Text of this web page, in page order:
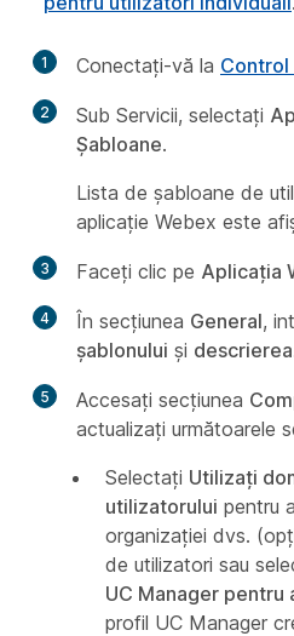
1 Conectați-vă la Control
2 Sub Servicii, selectați
Șabloane.
Lista de șabloane de
aplicație Webex este
3 Faceți clic pe Aplicația
4 În secțiunea General,
șablonului și descrierea
5 Accesați secțiunea
actualizați următoarele
Selectați Utilizați
utilizatorului pentru
organizației dvs.
de utilizatori sau
UC Manager pentru
profil UC Manager